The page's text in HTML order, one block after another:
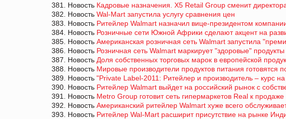
381. Новость Кадровые назначения. Х5 Retail Group сменит
382. Новость Wal-Mart запустила услугу сравнения цен
383. Новость Ритейлер Walmart назначил вице-президентом
384. Новость Розничные сети Южной Африки сделают акцент на
385. Новость Американская розничная сеть Walmart запустила
386. Новость Розничная сеть Walmart маркирует "здоровые"
387. Новость Доля собственных торговых марок в европейской
388. Новость Мировые производители продуктов питания готовятся
389. Новость "Private Label-2011: Ритейлер и производитель – курс на
390. Новость Ритейлер Walmart выйдет на российский рынок с
391. Новость Metro Group готовит сеть гипермаркетов Real к продаже
392. Новость Американский ритейлер Walmart хуже всего
393. Новость Ритейлер Wal-Мart расширит присутствие на рынке